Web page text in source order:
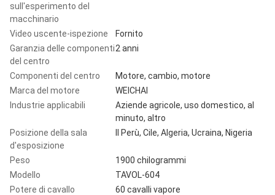
sull'esperimento del
macchinario
Video uscente-ispezione
Fornito
Garanzia delle componenti
del centro
2 anni
Componenti del centro
Motore, cambio, motore
Marca del motore
WEICHAI
Industrie applicabili
Aziende agricole, uso domestico, al
minuto, altro
Posizione della sala
d'esposizione
Il Perù, Cile, Algeria, Ucraina, Nigeria
Peso
1900 chilogrammi
Modello
TAVOL-604
Potere di cavallo
60 cavalli vapore